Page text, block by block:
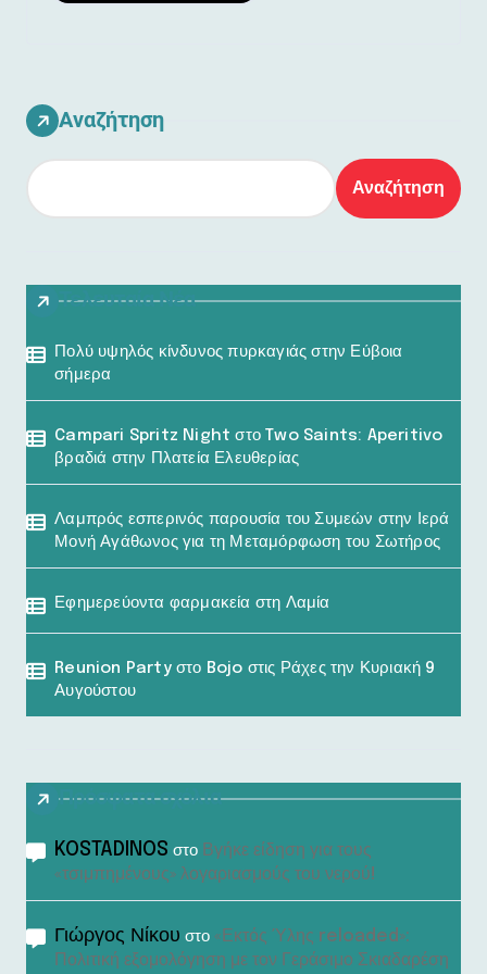
Αναζήτηση
Αναζήτηση
Τελευταία Νέα
Πολύ υψηλός κίνδυνος πυρκαγιάς στην Εύβοια
σήμερα
Campari Spritz Night στο Two Saints: Aperitivo
βραδιά στην Πλατεία Ελευθερίας
Λαμπρός εσπερινός παρουσία του Συμεών στην Ιερά
Μονή Αγάθωνος για τη Μεταμόρφωση του Σωτήρος
Εφημερεύοντα φαρμακεία στη Λαμία
Reunion Party στο Bojo στις Ράχες την Κυριακή 9
Αυγούστου
Πρόσφατα σχόλια
KOSTADINOS στο Βγήκε είδηση για τους
«τσιμπημένους» λογαριασμούς του νερού!
Γιώργος Νίκου στο «Εκτός Ύλης reloaded»:
Πολιτική εξομολόγηση με τον Γεράσιμο Σκιαδαρέση